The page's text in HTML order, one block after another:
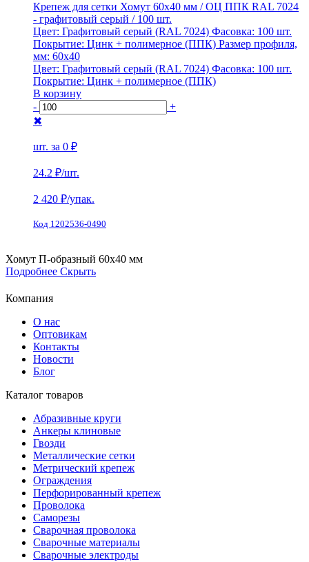
Крепеж для сетки Хомут 60х40 мм / ОЦ ППК RAL 7024
- графитовый серый / 100 шт.
Цвет: Графитовый серый (RAL 7024) Фасовка: 100 шт.
Покрытие: Цинк + полимерное (ППК) Размер профиля,
мм: 60х40
Цвет: Графитовый серый (RAL 7024) Фасовка: 100 шт.
Покрытие: Цинк + полимерное (ППК)
В корзину
-
+
✖
шт. за 0 ₽
24.2 ₽/шт.
2 420 ₽/упак.
Код 1202536-0490
Хомут П-образный 60х40 мм
Подробнее Скрыть
Компания
О нас
Оптовикам
Контакты
Новости
Блог
Каталог товаров
Абразивные круги
Анкеры клиновые
Гвозди
Металлические сетки
Метрический крепеж
Ограждения
Перфорированный крепеж
Проволока
Саморезы
Сварочная проволока
Сварочные материалы
Сварочные электроды